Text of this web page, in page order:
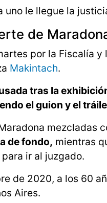
le llegue la
de
por la Fiscalía
Makintach.
tras la
el guion y el
mezcladas
de fondo, mientras
ir al juzgado.
de 2020, a los 60
Aires.